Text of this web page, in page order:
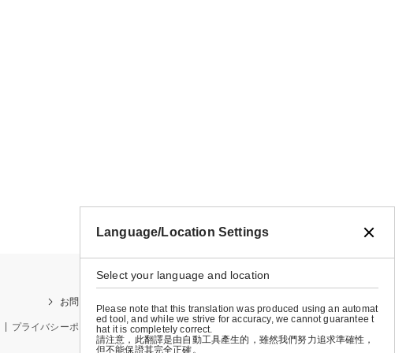
お問い合わせ
プライバシーポリシー 特定商取引法に基づく表示 会社概要
Language/Location Settings
Select your language and location
Please note that this translation was produced using an automat
ed tool, and while we strive for accuracy, we cannot guarantee t
hat it is completely correct.
請注意，此翻譯是由自動工具產生的，雖然我們努力追求準確性，
但不能保證其完全正確。